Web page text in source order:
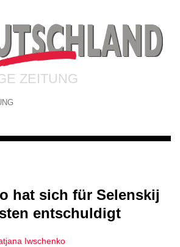
ZEITUNG
hat sich für Selenskij
entschuldigt
Iwschenko